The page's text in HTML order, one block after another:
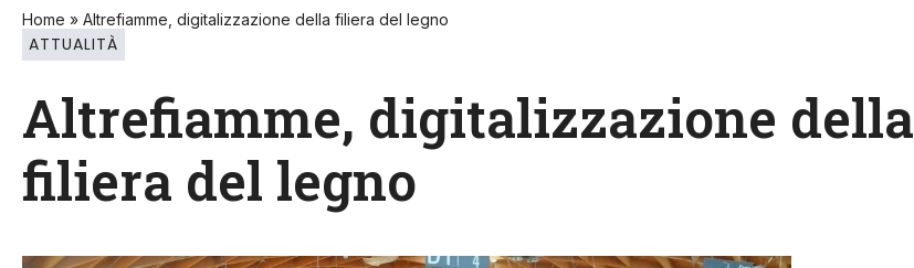
Home » Altrefiamme, digitalizzazione della filiera del legno
ATTUALITÀ
Altrefiamme, digitalizzazione della
filiera del legno